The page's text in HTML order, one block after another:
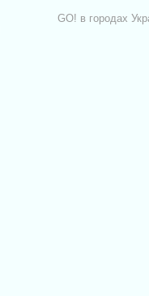
GO! в городах